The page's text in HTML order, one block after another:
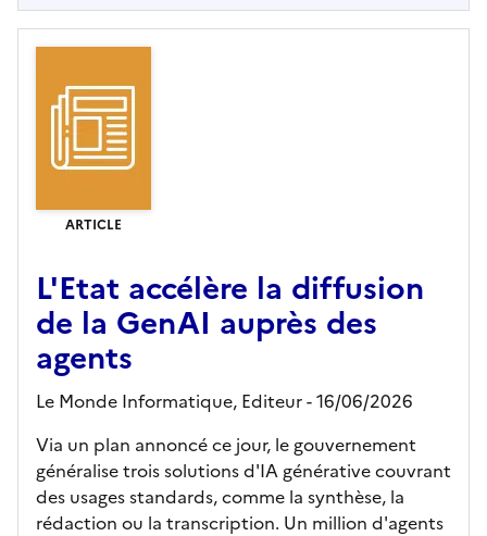
ARTICLE
L'Etat accélère la diffusion
de la GenAI auprès des
agents
Le Monde Informatique, Editeur- 16/06/2026
Via un plan annoncé ce jour, le gouvernement
généralise trois solutions d'IA générative couvrant
des usages standards, comme la synthèse, la
rédaction ou la transcription. Un million d'agents